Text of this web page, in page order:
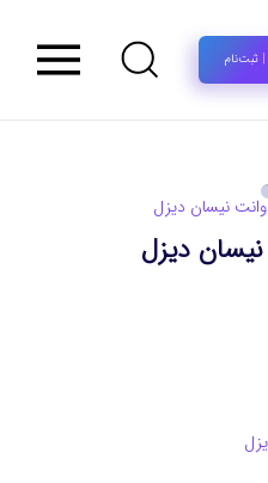
ثبت‌نام
نیسان دیزل
دیزل